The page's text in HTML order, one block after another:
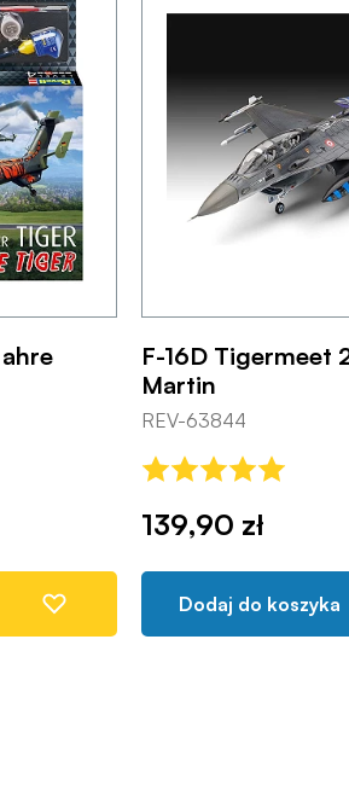
F-16D Tigermeet
Martin
REV-63844
139,90 zł
Dodaj do koszyka